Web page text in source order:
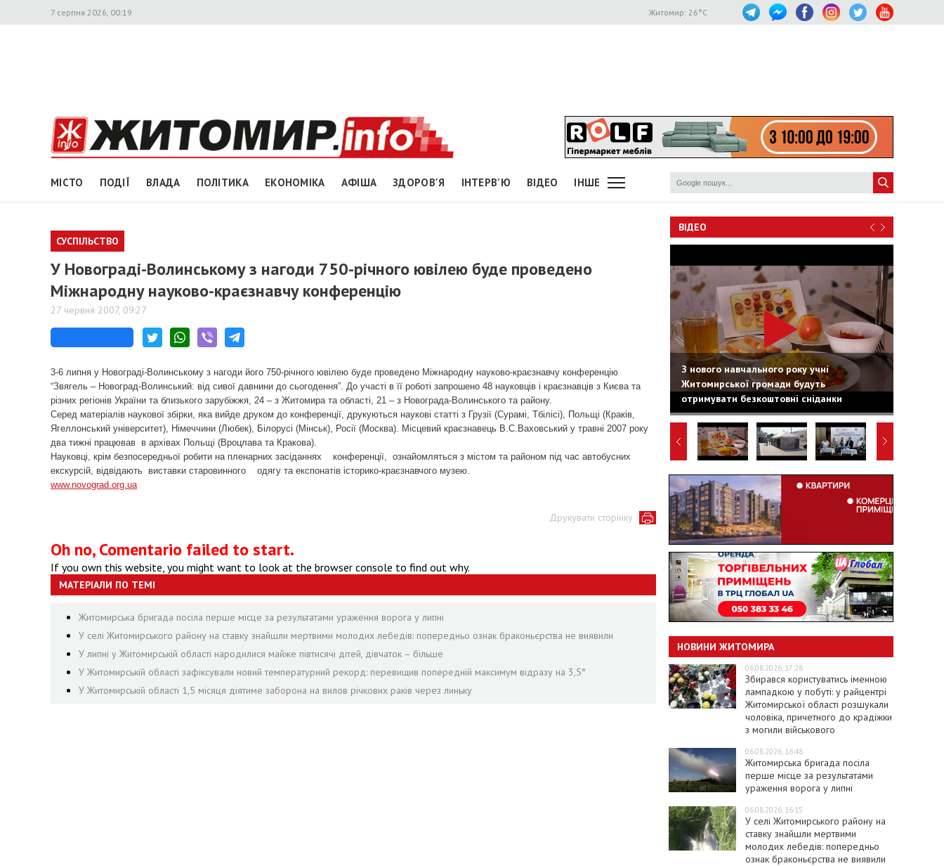
7 серпня 2026, 00:19 Житомир: 26°C
МІСТО ПОДІЇ ВЛАДА ПОЛІТИКА ЕКОНОМІКА АФІША ЗДОРОВ'Я ІНТЕРВ'Ю ВІДЕО ІНШЕ
СУСПІЛЬСТВО
У Новограді-Волинському з нагоди 750-річного ювілею буде проведено
Міжнародну науково-краєзнавчу конференцію
27 червня 2007, 09:27
3-6 липня у Новограді-Волинському з нагоди його 750-річного ювілею буде проведено Міжнародну науково-краєзнавчу конференцію
“Звягель – Новоград-Волинський: від сивої давнини до сьогодення”. До участі в її роботі запрошено 48 науковців і краєзнавців з Києва та
різних регіонів України та близького зарубіжжя, 24 – з Житомира та області, 21 – з Новограда-Волинського та району.
Серед матеріалів наукової збірки, яка вийде друком до конференції, друкуються наукові статті з Грузії (Сурамі, Тбілісі), Польщі (Краків,
Ягеллонський університет), Німеччини (Любек), Білорусі (Мінськ), Росії (Москва). Місцевий краєзнавець В.С.Ваховський у травні 2007 року
два тижні працював в архівах Польщі (Вроцлава та Кракова).
Науковці, крім безпосередньої робити на пленарних засіданнях конференції, ознайомляться з містом та районом під час автобусних
екскурсій, відвідають виставки старовинного одягу та експонатів історико-краєзнавчого музею.
www.novograd.org.ua
Друкувати сторінку
Oh no, Comentario failed to start.
If you own this website, you might want to look at the browser console to find out why.
МАТЕРІАЛИ ПО ТЕМІ
Житомирська бригада посіла перше місце за результатами ураження ворога у липні
У селі Житомирського району на ставку знайшли мертвими молодих лебедів: попередньо ознак браконьєрства не виявили
У липні у Житомирській області народилися майже півтисячі дітей, дівчаток – більше
У Житомирській області зафіксували новий температурний рекорд: перевищив попередній максимум відразу на 3,5°
У Житомирській області 1,5 місяця діятиме заборона на вилов річкових раків через линьку
ВІДЕО
З нового навчального року учні
Житомирської громади будуть
отримувати безкоштовні сніданки
НОВИНИ ЖИТОМИРА
06.08.2026, 17:28
Збирався користуватись іменною
лампадкою у побуті: у райцентрі
Житомирської області розшукали
чоловіка, причетного до крадіжки
з могили військового
06.08.2026, 16:48
Житомирська бригада посіла
перше місце за результатами
ураження ворога у липні
06.08.2026, 16:15
У селі Житомирського району на
ставку знайшли мертвими
молодих лебедів: попередньо
ознак браконьєрства не виявили